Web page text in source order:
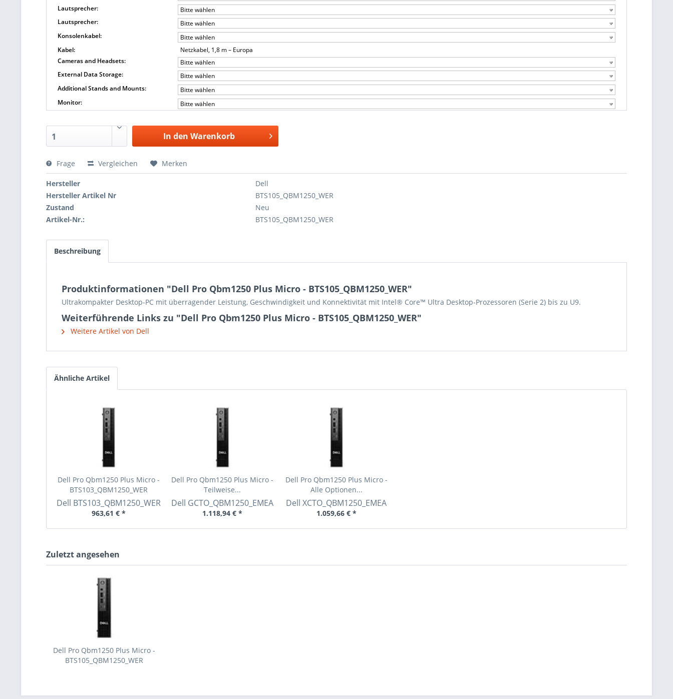
Lautsprecher:
Bitte wählen
Lautsprecher:
Bitte wählen
Konsolenkabel:
Bitte wählen
Kabel:
Netzkabel, 1,8 m – Europa
Cameras and Headsets:
Bitte wählen
External Data Storage:
Bitte wählen
Additional Stands and Mounts:
Bitte wählen
Monitor:
Bitte wählen
1 In den Warenkorb
Frage Vergleichen Merken
Hersteller
Dell
Hersteller Artikel Nr
BTS105_QBM1250_WER
Zustand
Neu
Artikel-Nr.:
BTS105_QBM1250_WER
Beschreibung
Produktinformationen "Dell Pro Qbm1250 Plus Micro - BTS105_QBM1250_WER"
Ultrakompakter Desktop-PC mit überragender Leistung, Geschwindigkeit und Konnektivität mit Intel® Core™ Ultra Desktop-Prozessoren (Serie 2) bis zu U9.
Weiterführende Links zu "Dell Pro Qbm1250 Plus Micro - BTS105_QBM1250_WER"
Weitere Artikel von Dell
Ähnliche Artikel
Dell Pro Qbm1250 Plus Micro -
BTS103_QBM1250_WER
Dell BTS103_QBM1250_WER
963,61 € *
Dell Pro Qbm1250 Plus Micro -
Teilweise...
Dell GCTO_QBM1250_EMEA
1.118,94 € *
Dell Pro Qbm1250 Plus Micro -
Alle Optionen...
DellXCTO_QBM1250_EMEA
1.059,66 € *
Zuletzt angesehen
Dell Pro Qbm1250 Plus Micro -
BTS105_QBM1250_WER